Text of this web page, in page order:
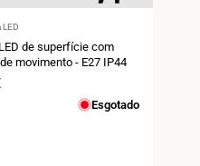
LED
de superfície com
movimento - E27 IP44
Esgotado